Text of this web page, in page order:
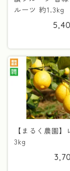
ルーツ 約1.3kg
【まるく農園
3kg